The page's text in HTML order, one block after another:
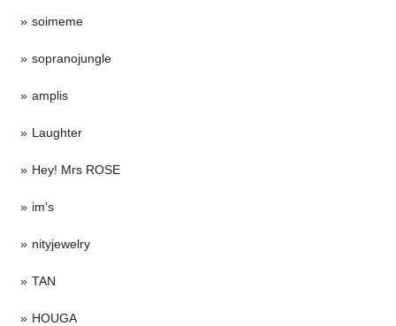
soimeme
sopranojungle
amplis
Laughter
Hey! Mrs ROSE
im's
nityjewelry
TAN
HOUGA